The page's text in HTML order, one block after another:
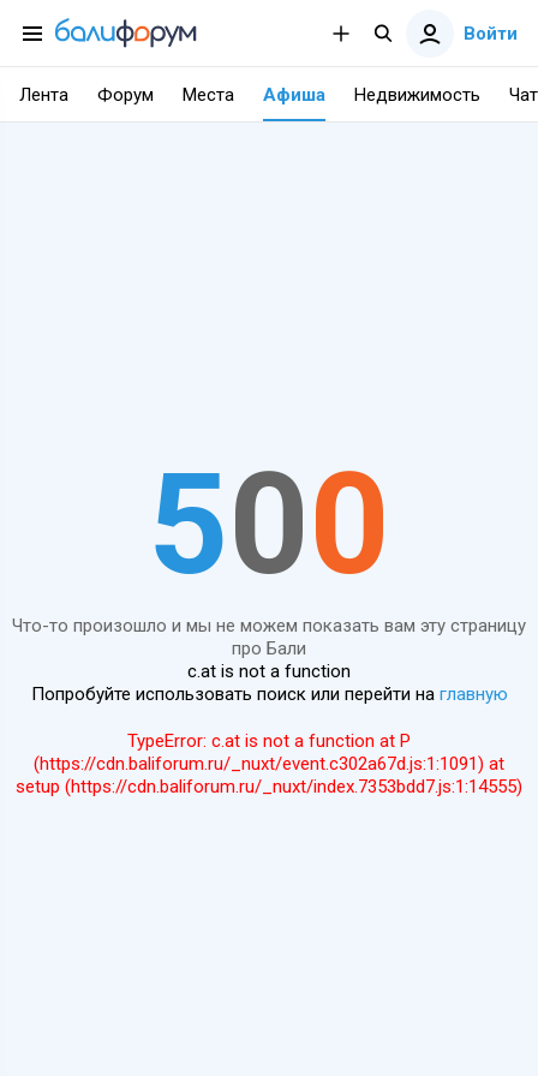
Войти
Лента Форум Места Афиша Недвижимость Чат
500
Что-то произошло и мы не можем показать вам эту страницу
про Бали
c.at is not a function
Попробуйте использовать поиск или перейти на главную
TypeError: c.at is not a function at P
(https://cdn.baliforum.ru/_nuxt/event.c302a67d.js:1:1091) at
setup (https://cdn.baliforum.ru/_nuxt/index.7353bdd7.js:1:14555)